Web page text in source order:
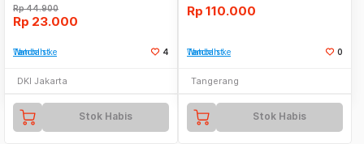
Rp44.900
Rp 23.000
Tambah ke Watchlist 4
DKI Jakarta
Stok Habis
Rp 110.000
Tambah ke Watchlist 0
Tangerang
Stok Habis